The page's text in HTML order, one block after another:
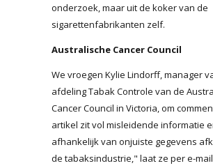
onderzoek, maar uit de koker van de
sigarettenfabrikanten zelf.
Australische Cancer Council
We vroegen Kylie Lindorff, manager
afdeling Tabak Controle van de
Cancer Council in Victoria, om
artikel zit vol misleidende informatie
afhankelijk van onjuiste gegevens
de tabaksindustrie," laat ze per e-